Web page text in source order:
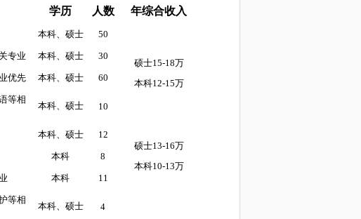
学历 人数 年综合收入
本科、硕士 50
硕士15-18万
本科12-15万
专业 本科、硕士 30
优先 本科、硕士 60
等相
本科、硕士 10
本科、硕士
12
硕士13-16万
本科10-13万
本科 8
本科 11
等相
本科、硕士 4